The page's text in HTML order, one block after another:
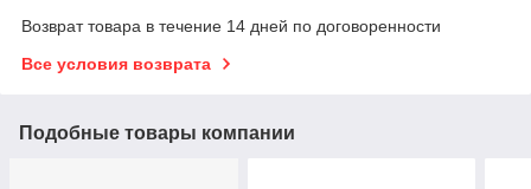
Возврат товара в течение 14 дней по договоренности
Все условия возврата
Подобные товары компании